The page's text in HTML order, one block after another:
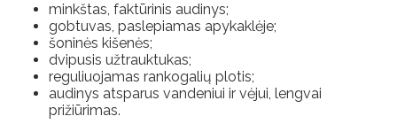
minkštas, faktūrinis audinys;
gobtuvas, paslepiamas apykaklėje;
šoninės kišenės;
dvipusis užtrauktukas;
reguliuojamas rankogalių plotis;
audinys atsparus vandeniui ir vėjui, lengvai
prižiūrimas.